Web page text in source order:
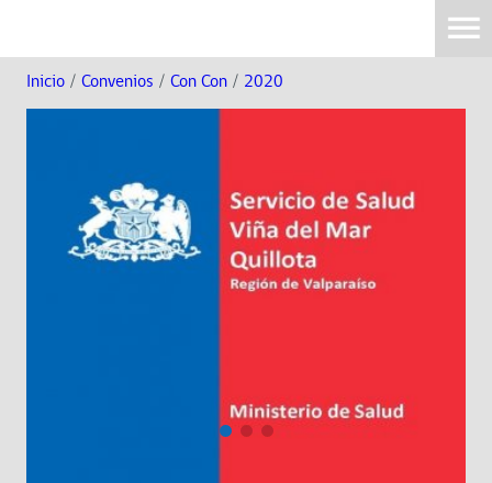
Inicio / Convenios / Con Con / 2020